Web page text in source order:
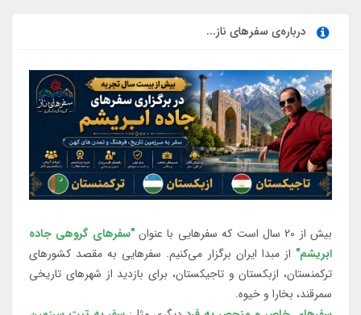
درباره‌ی سفرهای ناز...
بیش از 20 سال است که سفرهایی با عنوان
"سفرهای گروهی جاده
ابریشم" از مبدا ایران برگزار می‌کنیم. سفرهایی به مقصد کشورهای
ترکمنستان، ازبکستان و تاجیکستان، برای بازدید از شهرهای تاریخی
سمرقند، بخارا و خیوه.